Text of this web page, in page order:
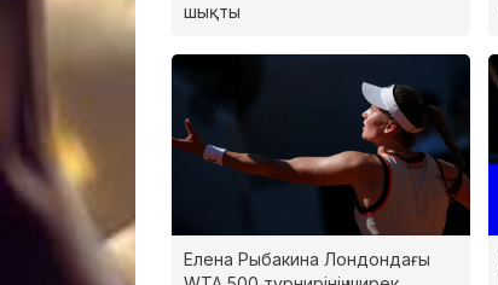
шықты
Елена Рыбакина Лондондағы